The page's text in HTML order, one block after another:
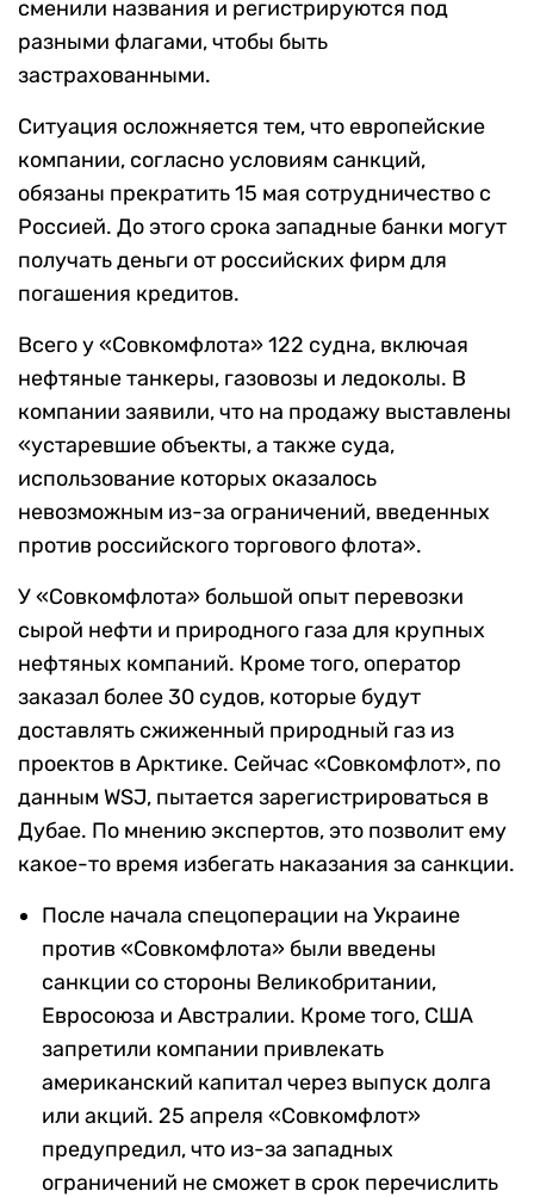
сменили названия и регистрируются под
разными флагами, чтобы быть
застрахованными.
Ситуация осложняется тем, что европейские
компании, согласно условиям санкций,
обязаны прекратить 15 мая сотрудничество с
Россией. До этого срока западные банки могут
получать деньги от российских фирм для
погашения кредитов.
Всего у «Совкомфлота» 122 судна, включая
нефтяные танкеры, газовозы и ледоколы. В
компании заявили, что на продажу выставлены
«устаревшие объекты, а также суда,
использование которых оказалось
невозможным из-за ограничений, введенных
против российского торгового флота».
У «Совкомфлота» большой опыт перевозки
сырой нефти и природного газа для крупных
нефтяных компаний. Кроме того, оператор
заказал более 30 судов, которые будут
доставлять сжиженный природный газ из
проектов в Арктике. Сейчас «Совкомфлот», по
данным WSJ, пытается зарегистрироваться в
Дубае. По мнению экспертов, это позволит ему
какое-то время избегать наказания за санкции.
После начала спецоперации на Украине
против «Совкомфлота» были введены
санкции со стороны Великобритании,
Евросоюза и Австралии. Кроме того, США
запретили компании привлекать
американский капитал через выпуск долга
или акций. 25 апреля «Совкомфлот»
предупредил, что из-за западных
ограничений не сможет в срок перечислить